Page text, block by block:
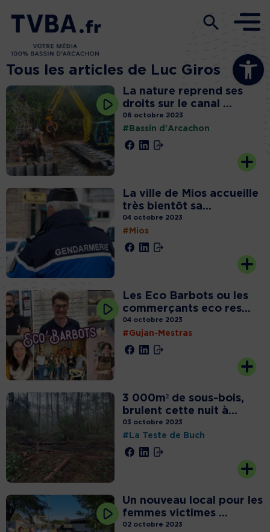
Ouvrir la
Tous les articles de Luc Giros
La nature reprend ses
droits sur le canal ...
06 octobre 2023
#Bassin d'Arcachon
La ville de Mios accueille
très bientôt sa...
04 octobre 2023
#Mios
Les Eco Barbots ou les
commerçants eco res...
04 octobre 2023
#Gujan-Mestras
3 000m² de sous-bois,
brulent cette nuit à...
03 octobre 2023
#La Teste de Buch
Un nouveau local pour les
femmes victimes ...
02 octobre 2023